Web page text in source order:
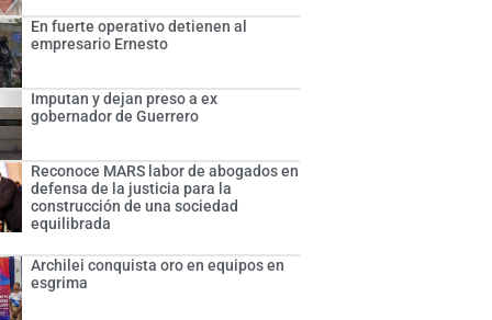
En fuerte operativo detienen al
empresario Ernesto
Imputan y dejan preso a ex
gobernador de Guerrero
Reconoce MARS labor de abogados en
defensa de la justicia para la
construcción de una sociedad
equilibrada
Archilei conquista oro en equipos en
esgrima